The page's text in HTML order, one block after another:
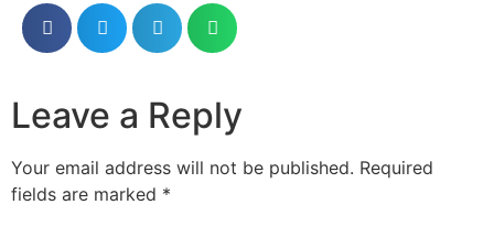
Leave a Reply
Your email address will not be published. Required
fields are marked *